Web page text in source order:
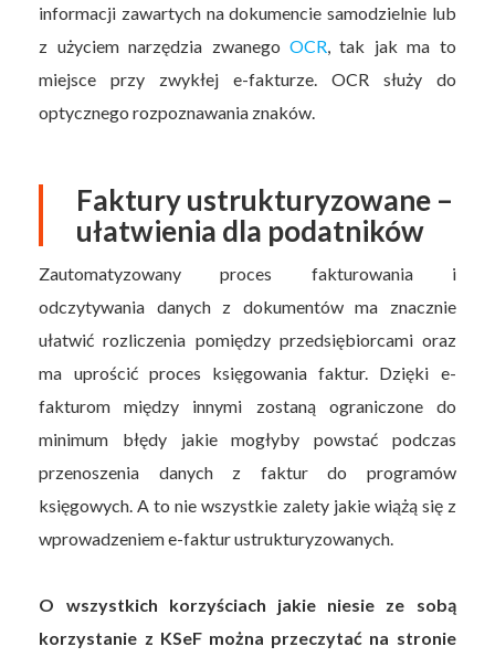
informacji zawartych na dokumencie samodzielnie lub
z użyciem narzędzia zwanego OCR , tak jak ma to
miejsce przy zwykłej e-fakturze. OCR służy do
optycznego rozpoznawania znaków.
Faktury ustrukturyzowane –
ułatwienia dla podatników
Zautomatyzowany proces fakturowania i
odczytywania danych z dokumentów ma znacznie
ułatwić rozliczenia pomiędzy przedsiębiorcami oraz
ma uprościć proces księgowania faktur. Dzięki e-
fakturom między innymi zostaną ograniczone do
minimum błędy jakie mogłyby powstać podczas
przenoszenia danych z faktur do programów
księgowych. A to nie wszystkie zalety jakie wiążą się z
wprowadzeniem e-faktur ustrukturyzowanych.
O wszystkich korzyściach jakie niesie ze sobą
korzystanie z KSeF można przeczytać na stronie